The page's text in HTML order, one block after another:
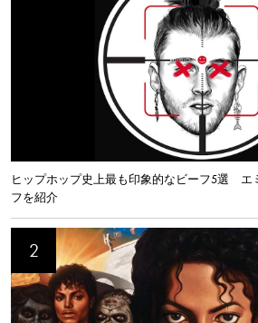
ヒップホップ史上最も印象的なビーフ5選 エ
フを紹介